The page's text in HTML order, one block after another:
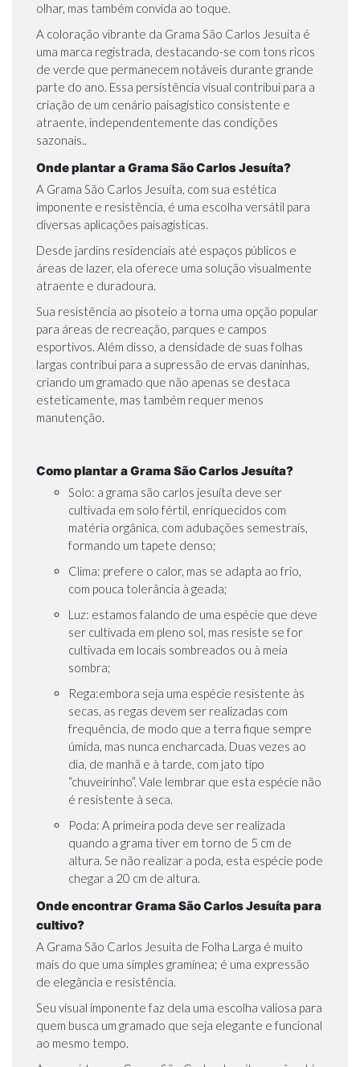
olhar, mas também convida ao toque.
A coloração vibrante da Grama São Carlos Jesuíta é
uma marca registrada, destacando-se com tons ricos
de verde que permanecem notáveis durante grande
parte do ano. Essa persistência visual contribui para a
criação de um cenário paisagístico consistente e
atraente, independentemente das condições
sazonais..
Onde plantar a Grama São Carlos Jesuíta?
A Grama São Carlos Jesuíta, com sua estética
imponente e resistência, é uma escolha versátil para
diversas aplicações paisagísticas.
Desde jardins residenciais até espaços públicos e
áreas de lazer, ela oferece uma solução visualmente
atraente e duradoura.
Sua resistência ao pisoteio a torna uma opção popular
para áreas de recreação, parques e campos
esportivos. Além disso, a densidade de suas folhas
largas contribui para a supressão de ervas daninhas,
criando um gramado que não apenas se destaca
esteticamente, mas também requer menos
manutenção.
Como plantar a Grama São Carlos Jesuíta?
Solo: a grama são carlos jesuíta deve ser
cultivada em solo fértil, enriquecidos com
matéria orgânica, com adubações semestrais,
formando um tapete denso;
Clima: prefere o calor, mas se adapta ao frio,
com pouca tolerância à geada;
Luz: estamos falando de uma espécie que deve
ser cultivada em pleno sol, mas resiste se for
cultivada em locais sombreados ou à meia
sombra;
Rega:embora seja uma espécie resistente às
secas, as regas devem ser realizadas com
frequência, de modo que a terra fique sempre
úmida, mas nunca encharcada. Duas vezes ao
dia, de manhã e à tarde, com jato tipo
“chuveirinho”. Vale lembrar que esta espécie não
é resistente à seca.
Poda: A primeira poda deve ser realizada
quando a grama tiver em torno de 5 cm de
altura. Se não realizar a poda, esta espécie pode
chegar a 20 cm de altura.
Onde encontrar Grama São Carlos Jesuíta para
cultivo?
A Grama São Carlos Jesuíta de Folha Larga é muito
mais do que uma simples gramínea; é uma expressão
de elegância e resistência.
Seu visual imponente faz dela uma escolha valiosa para
quem busca um gramado que seja elegante e funcional
ao mesmo tempo.